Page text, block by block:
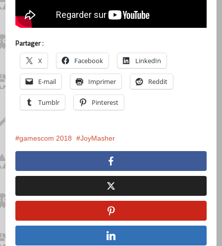
Partager :
X Facebook LinkedIn
E-mail Imprimer Reddit
Tumblr Pinterest
gamescom 2018 JoyMasher